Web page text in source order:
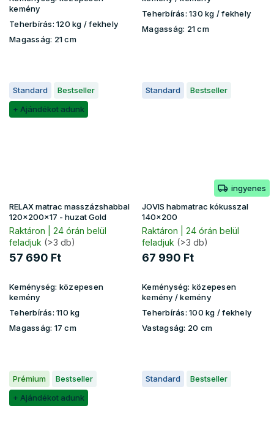
kemény
Teherbírás: 120 kg / fekhely
Magasság: 21 cm
Teherbírás: 130 kg​​​​ / fekhely
Magasság: 21 cm
Standard
Bestseller
+ Ajándékot adunk
RELAX matrac masszázshabbal
120x200x17 - huzat Gold
Raktáron | 24 órán belül
feladjuk (>3 db)
57 690 Ft
Keménység: közepesen
kemény
Teherbírás: 110 kg
Magasság: 17 cm
Standard Bestseller
ingyenes
JOVIS habmatrac kókusszal
140x200
Raktáron | 24 órán belül
feladjuk (>3 db)
67 990 Ft
Keménység: közepesen
kemény / kemény
Teherbírás: 100 kg ​​​​/ fekhely
Vastagság: 20 cm
Prémium
Bestseller
+ Ajándékot adunk
Standard Bestseller